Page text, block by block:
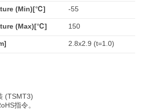
(Min)[℃] -55
(Max)[℃] 150
2.8x2.9 (t=1.0)
(TSMT3)
指令。